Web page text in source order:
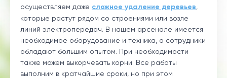
осуществляем даже сложное удаление деревьев
которые растут рядом со строениями или возле
линий электропередач. В нашем арсенале имеется
необходимое оборудование и техника, а сотрудники
обладают большим опытом. При необходимости
также можем выкорчевать корни. Все работы
выполним в кратчайшие сроки, но при этом